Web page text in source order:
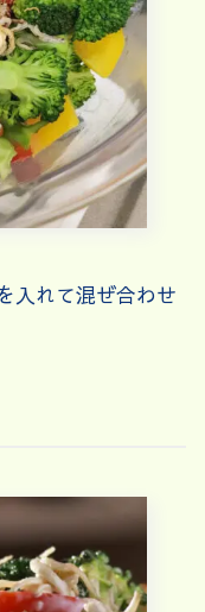
れて混ぜ合わせ